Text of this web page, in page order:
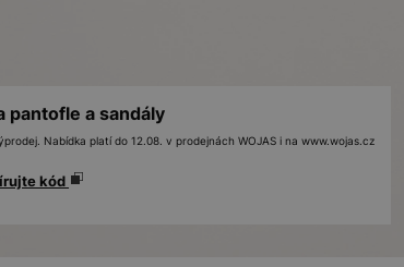
pantofle a sandály
Nabídka platí do 12.08. v prodejnách WOJAS i na www.wojas.cz
kód